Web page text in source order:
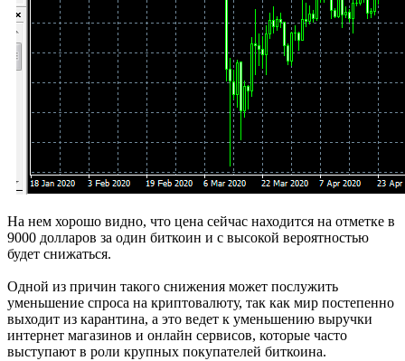
На нем хорошо видно, что цена сейчас находится на отметке в
9000 долларов за один биткоин и с высокой вероятностью
будет снижаться.
Одной из причин такого снижения может послужить
уменьшение спроса на криптовалюту, так как мир постепенно
выходит из карантина, а это ведет к уменьшению выручки
интернет магазинов и онлайн сервисов, которые часто
выступают в роли крупных покупателей биткоина.